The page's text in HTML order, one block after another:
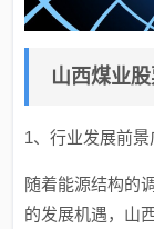
山西煤业
1、行业发展前景
随着能源结构的
的发展机遇，山